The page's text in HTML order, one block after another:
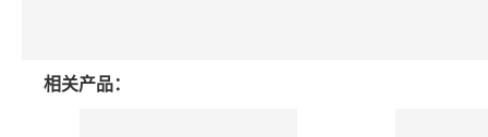
相关产品：